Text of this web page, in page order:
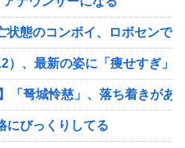
状態のコンボイ、ロボセン
）、最新の姿に「痩せすぎ」
「弩城怜慈」、落ち着きがあ
にびっくりしてる